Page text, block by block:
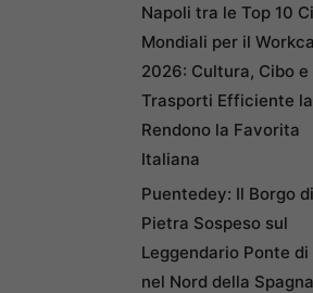
Napoli tra le Top 10
Mondiali per il
2026: Cultura, Cibo e
Trasporti Efficiente la
Rendono la Favorita
Italiana
Puentedey: Il Borgo di
Pietra Sospeso sul
Leggendario Ponte di
nel Nord della Spagna